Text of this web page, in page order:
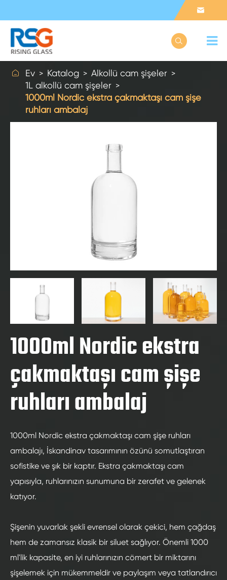


 Ev Katalog
Alkollü cam şişeler
1L alkollü cam şişeler
1000ml Nordic ekstra çakmaktaşı cam şişe
ruhları ambalaj
1000ml Nordic ekstra
çakmaktaşı cam şişe
ruhları ambalaj
1000ml Nordic ekstra çakmaktaşı cam şişe ruhları
ambalajı, İskandinav tasarımının özünü somutlaştıran
sofistike ve şık bir kaptır. Ekstra çakmaktaşı cam
yapısıyla, ruhlarınızın sunumuna bir zerafet ve gelenek
katıyor.
Şişenin yuvarlak şekli evrensel olarak çekici, hem çağdaş
hem de zamansız klasik bir siluet sağlıyor. Önemli 1000
ml'lik kapasite, en iyi ruhlarınızın cömert bir miktarını
şişelemek için mükemmeldir ve paylaşım veya tatlandırıcı